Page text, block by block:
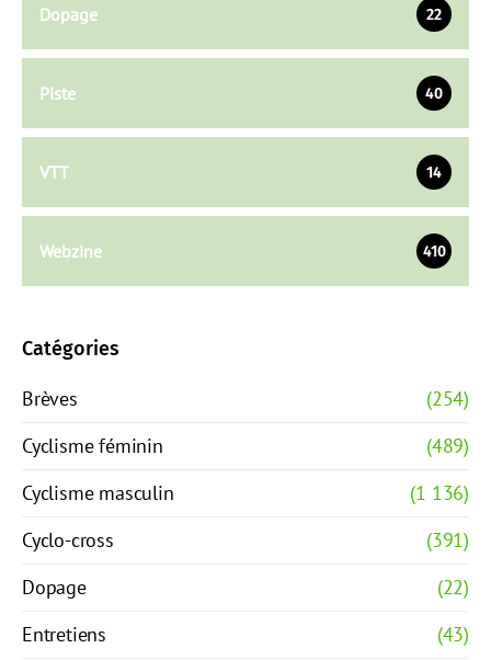
Dopage 22
Piste 40
VTT 14
Webzine 410
Catégories
Brèves
(254)
Cyclisme féminin
(489)
Cyclisme masculin
(1 136)
Cyclo-cross
(391)
Dopage
(22)
Entretiens
(43)